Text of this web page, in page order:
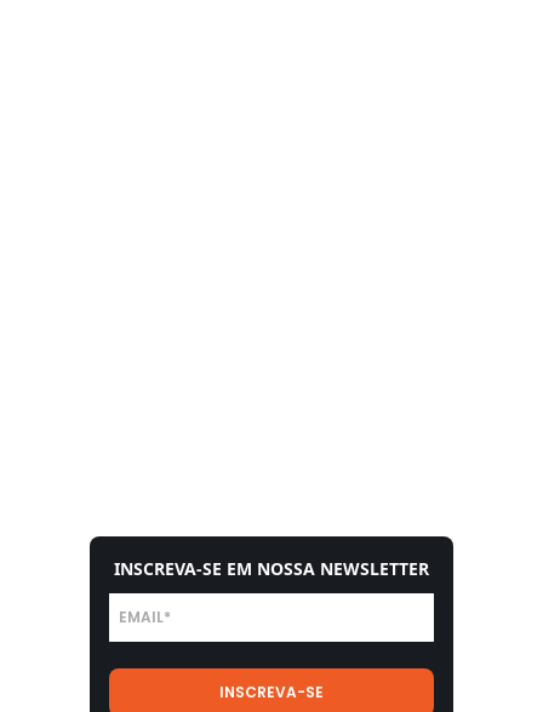
INSCREVA-SE EM NOSSA NEWSLETTER